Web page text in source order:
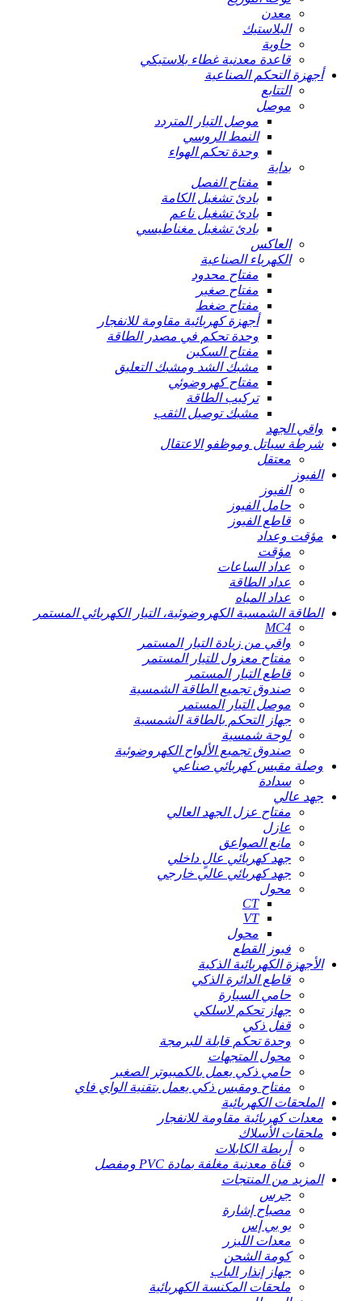
معدن
البلاستيك
حاوية
قاعدة معدنية غطاء بلاستيكي
أجهزة التحكم الصناعية
التتابع
موصل
موصل التيار المتردد
النمط الروسي
وحدة تحكم الهواء
بداية
مفتاح الفصل
بادئ تشغيل الكامة
بادئ تشغيل ناعم
بادئ تشغيل مغناطيسي
العاكس
الكهرباء الصناعية
مفتاح محدود
مفتاح صغير
مفتاح ضغط
أجهزة كهربائية مقاومة للانفجار
وحدة تحكم في مصدر الطاقة
مفتاح السكين
مشبك الشد ومشبك التعليق
مفتاح كهروضوئي
تركيب الطاقة
مشبك توصيل الثقب
واقي الجهد
شرطة سياتل وموظفو الاعتقال
معتقل
الفيوز
الفيوز
حامل الفيوز
قاطع الفيوز
مؤقت وعداد
مؤقت
عداد الساعات
عداد الطاقة
عداد المياه
الطاقة الشمسية الكهروضوئية، التيار الكهربائي المستمر
MC4
واقي من زيادة التيار المستمر
مفتاح معزول للتيار المستمر
قاطع التيار المستمر
صندوق تجميع الطاقة الشمسية
موصل التيار المستمر
جهاز التحكم بالطاقة الشمسية
لوحة شمسية
صندوق تجميع الألواح الكهروضوئية
وصلة مقبس كهربائي صناعي
سدادة
جهد عالي
مفتاح عزل الجهد العالي
عازل
مانع الصواعق
جهد كهربائي عالٍ داخلي
جهد كهربائي عالي خارجي
محول
CT
VT
محول
فيوز القطع
الأجهزة الكهربائية الذكية
قاطع الدائرة الذكي
حامي السيارة
جهاز تحكم لاسلكي
قفل ذكي
وحدة تحكم قابلة للبرمجة
محول المتجهات
حامي ذكي يعمل بالكمبيوتر الصغير
مفتاح ومقبس ذكي يعمل بتقنية الواي فاي
الملحقات الكهربائية
معدات كهربائية مقاومة للانفجار
ملحقات الأسلاك
أربطة الكابلات
قناة معدنية مغلفة بمادة PVC ومفصل
المزيد من المنتجات
جرس
مصباح إشارة
يو بي إس
معدات الليزر
كومة الشحن
جهاز إنذار الباب
ملحقات المكنسة الكهربائية